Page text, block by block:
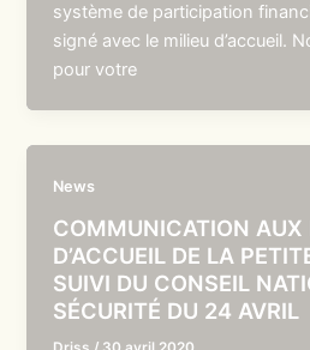
système de participation
signé avec le milieu d’accueil.
pour votre
News
COMMUNICATION AUX
D’ACCUEIL DE LA
SUIVI DU CONSEIL
SÉCURITÉ DU 24 AVRIL